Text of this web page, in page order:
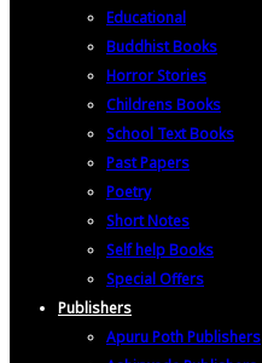
Educational
Buddhist Books
Horror Stories
Childrens Books
School Text Books
Past Papers
Poetry
Short Notes
Self help Books
Special Offers
Publishers
Apuru Poth Publishers